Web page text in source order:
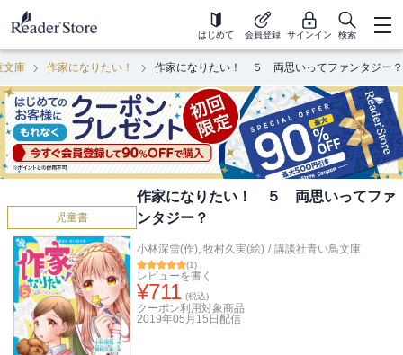
はじめて 会員登録 サインイン 検索
文庫 作家になりたい！ 作家になりたい！ ５ 両思いってファンタジー？
児童書
作家になりたい！ ５ 両思いってファ
ンタジー？
小林深雪(作), 牧村久実(絵) / 講談社青い鳥文庫
(1)
レビューを書く
¥711 (税込)
クーポン利用対象商品
2019年05月15日 配信